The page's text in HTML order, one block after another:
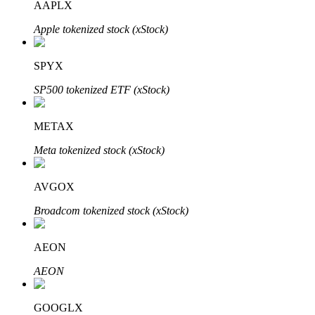
Bloqueos BTR
Inversiones exclusivas para titulares de BTR
Préstamos
AAPLX
Apple tokenized stock (xStock)
SPYX
SP500 tokenized ETF (xStock)
METAX
Meta tokenized stock (xStock)
AVGOX
Broadcom tokenized stock (xStock)
AEON
AEON
GOOGLX